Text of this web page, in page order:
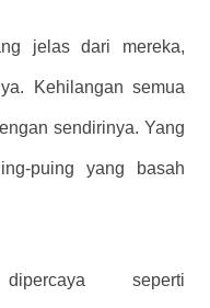
jelas dari mereka,
Kehilangan semua
sendirinya. Yang
puing yang basah
seperti